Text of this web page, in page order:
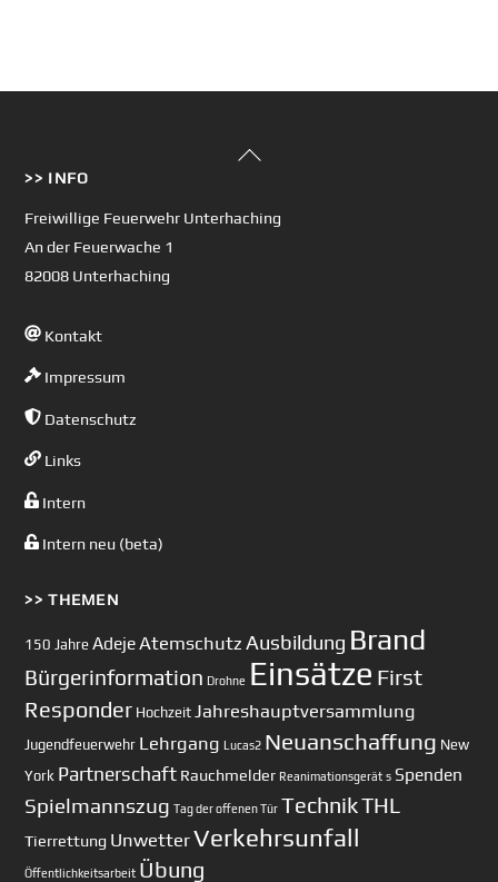
Back
>> INFO
Freiwillige Feuerwehr Unterhaching
An der Feuerwache 1
82008 Unterhaching
Kontakt
Impressum
Datenschutz
Links
Intern
Intern neu (beta)
>> THEMEN
150 Jahre AdejeAtemschutz Ausbildung Brand
Bürgerinformation Drohne Einsätze First
Responder Hochzeit Jahreshauptversammlung
Jugendfeuerwehr Lehrgang Lucas2 Neuanschaffung New
York Partnerschaft Rauchmelder Reanimationsgerät s Spenden
Spielmannszug Tag der offenen Tür TechnikTHL
Tierrettung UnwetterVerkehrsunfall
Öffentlichkeitsarbeit Übung